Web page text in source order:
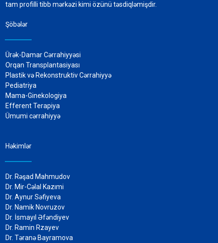
tam profilli tibb mərkəzi kimi özünü təsdiqləmişdir.
Şöbələr
Ürək-Damar Cərrahiyyəsi
Orqan Transplantasiyası
Plastik və Rekonstruktiv Cərrahiyyə
Pediatriya
Mama-Ginekologiya
Efferent Terapiya
Ümumi cərrahiyyə
Həkimlər
Dr. Rəşad Mahmudov
Dr. Mir-Cəlal Kazımi
Dr. Aynur Səfiyeva
Dr. Namik Novruzov
Dr. İsmayıl Əfəndiyev
Dr. Ramin Rzayev
Dr. Təranə Bayramova